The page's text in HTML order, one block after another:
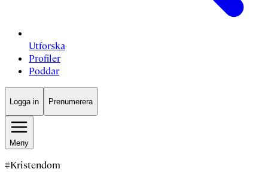
Utforska
Profiler
Poddar
Logga in Prenumerera
Meny
#Kristendom